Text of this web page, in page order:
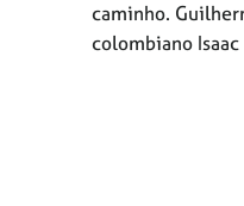
caminho.
colombiano